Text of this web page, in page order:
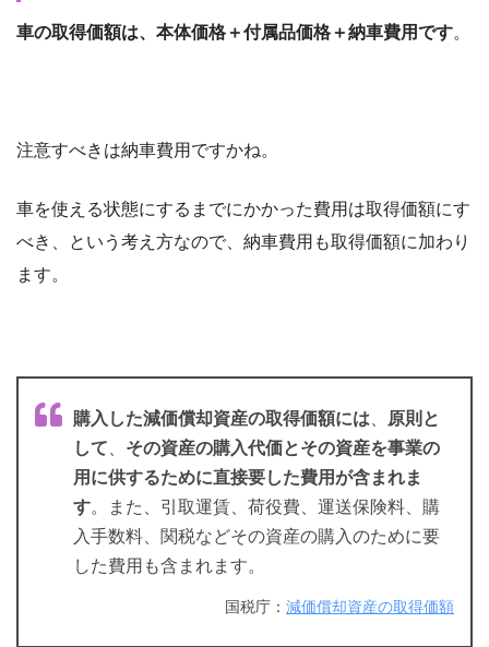
車の取得価額は、本体価格＋付属品価格＋納車費用です。
注意すべきは納車費用ですかね。
車を使える状態にするまでにかかった費用は取得価額にす
べき、という考え方なので、納車費用も取得価額に加わり
ます。
購入した減価償却資産の取得価額には
原則と
して
その資産の購入代価とその資産を事業の
用に供するために直接要した費用が含まれま
す。また、引取運賃、荷役費、運送保険料、購
入手数料、関税などその資産の購入のために要
した費用も含まれます。
国税庁： 減価償却資産の取得価額